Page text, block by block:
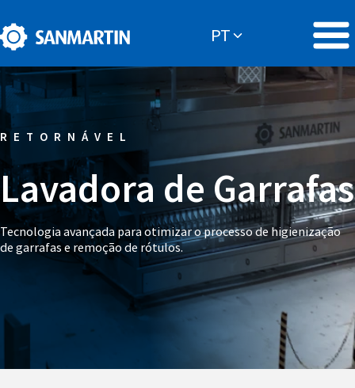
RETORNÁVEL
Lavadora de Garrafas
Tecnologia avançada para otimizar o processo de higienização
de garrafas e remoção de rótulos.